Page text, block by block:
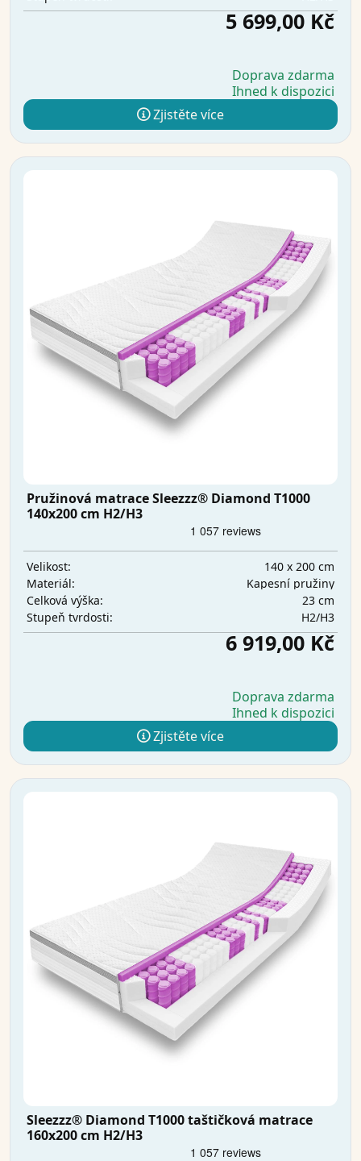
5 699,00 Kč
Doprava zdarma
Ihned k dispozici
Zjistěte více
Pružinová matrace Sleezzz® Diamond T1000
140x200 cm H2/H3
Velikost:
140 x 200 cm
Materiál:
Kapesní pružiny
Celková výška:
23 cm
Stupeň tvrdosti:
H2/H3
6 919,00 Kč
Doprava zdarma
Ihned k dispozici
Zjistěte více
Sleezzz® Diamond T1000 taštičková matrace
160x200 cm H2/H3